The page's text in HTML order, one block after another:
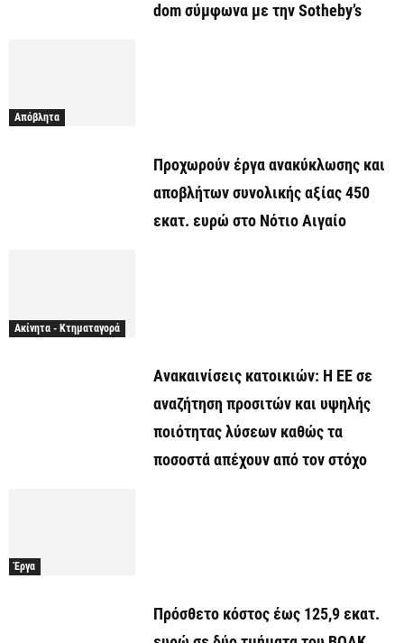
dom σύμφωνα με την Sotheby’s
Απόβλητα
Προχωρούν έργα ανακύκλωσης και
αποβλήτων συνολικής αξίας 450
εκατ. ευρώ στο Νότιο Αιγαίο
Ακίνητα - Κτηματαγορά
Ανακαινίσεις κατοικιών: Η ΕΕ σε
αναζήτηση προσιτών και υψηλής
ποιότητας λύσεων καθώς τα
ποσοστά απέχουν από τον στόχο
Έργα
Πρόσθετο κόστος έως 125,9 εκατ.